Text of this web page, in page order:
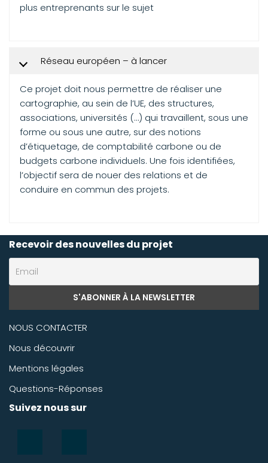
plus entreprenants sur le sujet
Réseau européen – à lancer
Ce projet doit nous permettre de réaliser une
cartographie, au sein de l’UE, des structures,
associations, universités (…) qui travaillent, sous une
forme ou sous une autre, sur des notions
d’étiquetage, de comptabilité carbone ou de
budgets carbone individuels. Une fois identifiées,
l’objectif sera de nouer des relations et de
conduire en commun des projets.
Recevoir des nouvelles du projet
NOUS CONTACTER
Nous découvrir
Mentions légales
Questions-Réponses
Suivez nous sur